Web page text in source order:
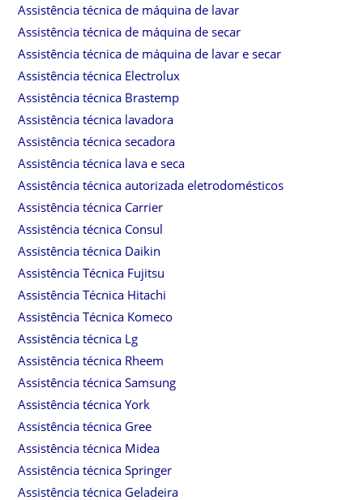
Assistência técnica de máquina de lavar
Assistência técnica de máquina de secar
Assistência técnica de máquina de lavar e secar
Assistência técnica Electrolux
Assistência técnica Brastemp
Assistência técnica lavadora
Assistência técnica secadora
Assistência técnica lava e seca
Assistência técnica autorizada eletrodomésticos
Assistência técnica Carrier
Assistência técnica Consul
Assistência técnica Daikin
Assistência Técnica Fujitsu
Assistência Técnica Hitachi
Assistência Técnica Komeco
Assistência técnica Lg
Assistência técnica Rheem
Assistência técnica Samsung
Assistência técnica York
Assistência técnica Gree
Assistência técnica Midea
Assistência técnica Springer
Assistência técnica Geladeira